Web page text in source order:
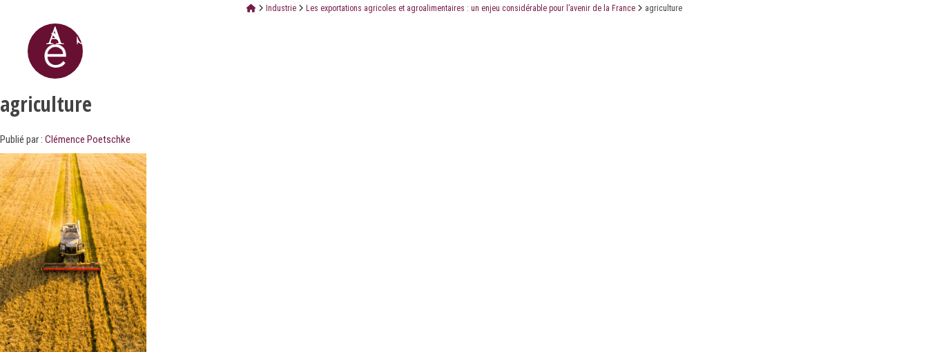
Industrie Les exportations agricoles et agroalimentaires : un enjeu considérable pour l’avenir de la France agriculture
agriculture
Publié par : Clémence Poetschke